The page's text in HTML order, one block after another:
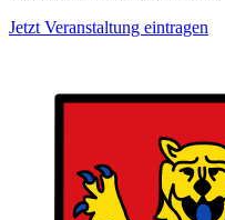
Jetzt Veranstaltung eintragen